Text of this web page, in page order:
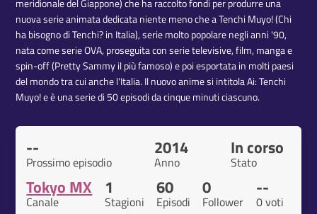
meridionale del Giappone) che ha raccolto fondi per produrre una
nuova serie animata dedicata niente meno che a Tenchi Muyo! (Chi
ha bisogno di Tenchi? in Italia), serie molto popolare negli anni '90,
nata come serie OVA, proseguita con serie televisive, film, manga e
spin-off (Pretty Sammy il più famoso) e poi esportata in molti paesi
del mondo tra cui anche l'Italia. Il nuovo anime si intitola Ai: Tenchi
Muyo! e è una serie di 50 episodi da cinque minuti ciascuno.
--
Prossimo episodio
2014
Anno
In corso
Stato
Tokyo MX
Canale
1
Stagioni
60
Episodi
0
Follower
--
0 voti